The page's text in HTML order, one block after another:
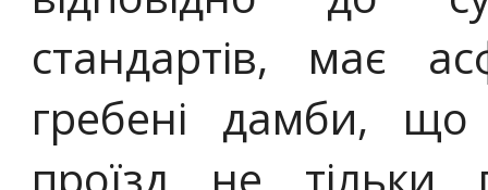
стандартів, має
гребені дамби, що